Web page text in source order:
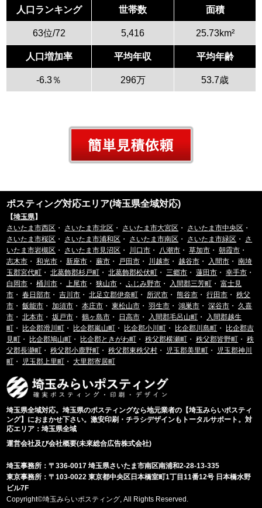
人口ランキング 世帯数 面積
63位/72 5,416 25.73km²
人口増加率 平均年収 平均年齢
-6.3％ 296万 53.7歳
ポスティング対応エリア(埼玉県全域対応)
【埼玉県】
さいたま市西区 ・ さいたま市北区 ・ さいたま市大宮区 ・ さいたま市中央区 ・
さいたま市桜区 ・ さいたま市浦和区 ・ さいたま市南区 ・ さいたま市緑区 ・ さ
いたま市岩槻区 ・ さいたま市見沼区 ・ 川口市 ・ 八潮市 ・草加市 ・朝霞市 ・
志木市 ・和光市 ・新座市 ・蕨市 ・ 戸田市 ・ 川越市 ・ 越谷市 ・ 入間市 ・南埼
玉郡宮代町 ・北葛飾郡杉戸町 ・北葛飾郡松伏町 ・ 三郷市 ・蓮田市 ・幸手市 ・
白岡市 ・桶川市 ・ 上尾市 ・狭山市 ・ふじみ野市 ・ 入間郡三芳町 ・富士見
市 ・春日部市 ・吉川市 ・北足立郡伊奈町 ・ 所沢市 ・熊谷市 ・行田市 ・秩父
市 ・飯能市 ・加須市 ・本庄市 ・東松山市 ・羽生市 ・鴻巣市 ・深谷市 ・ 久喜
市 ・北本市 ・坂戸市 ・鶴ヶ島市 ・ 日高市 ・ 入間郡毛呂山町 ・
入間郡越生
町 ・ 比企郡滑川町 ・ 比企郡嵐山町 ・ 比企郡小川町 ・ 比企郡川島町 ・ 比企郡吉
見町 ・ 比企郡鳩山町 ・ 比企郡ときがわ町 ・秩父郡横瀬町 ・秩父郡皆野町 ・秩
父郡長瀞町 ・秩父郡小鹿野町 ・秩父郡東秩父村 ・ 児玉郡美里町 ・
児玉郡神川
町 ・ 児玉郡上里町 ・大里郡寄居町
埼玉県全域対応。埼玉県のポスティングなら地元業者の【埼玉みらいポスティ
ング】におまかせ下さい。激安印刷・チラシデザインもトータルサポート。対
応エリア：埼玉県全域
運営会社及び会社概要(未來総合広告株式会社)
埼玉事務所：〒336-0017 埼玉県さいたま市南区南浦和2-28-13-335
東京事務所：〒103-0022 東京都中央区日本橋室町1丁目11番12号 日本橋水野
ビル7F
Copyright©埼玉みらいポスティング, All Rights Reserved.